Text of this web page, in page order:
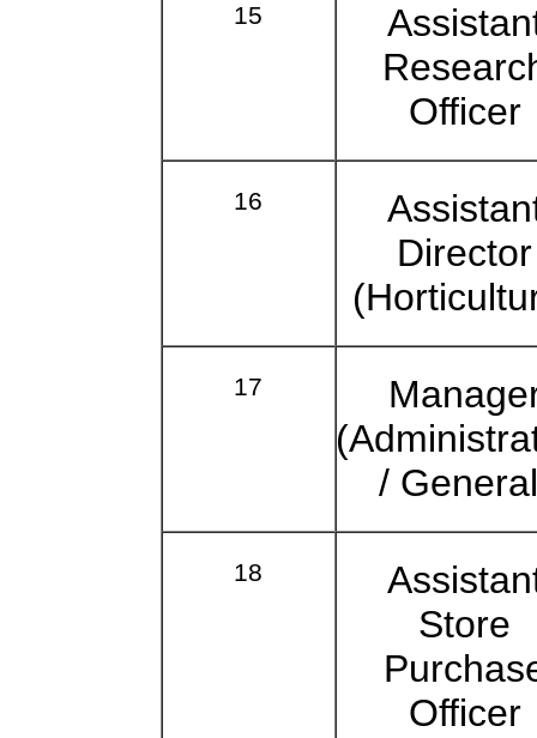
15
Officer
16
Director
17
/
18
Store
Officer